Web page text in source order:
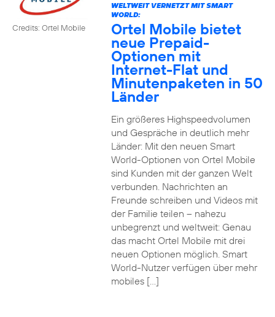
Credits: Ortel Mobile
WELTWEIT VERNETZT MIT SMART
WORLD:
Ortel Mobile bietet
neue Prepaid-
Optionen mit
Internet-Flat und
Minutenpaketen in 50
Länder
Ein größeres Highspeedvolumen
und Gespräche in deutlich mehr
Länder: Mit den neuen Smart
World-Optionen von Ortel Mobile
sind Kunden mit der ganzen Welt
verbunden. Nachrichten an
Freunde schreiben und Videos mit
der Familie teilen – nahezu
unbegrenzt und weltweit: Genau
das macht Ortel Mobile mit drei
neuen Optionen möglich. Smart
World-Nutzer verfügen über mehr
mobiles […]